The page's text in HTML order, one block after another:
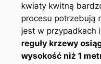
kwiaty kwitną
procesu potrzebują
jest w przypadkach
reguły krzewy
wysokość niż 1